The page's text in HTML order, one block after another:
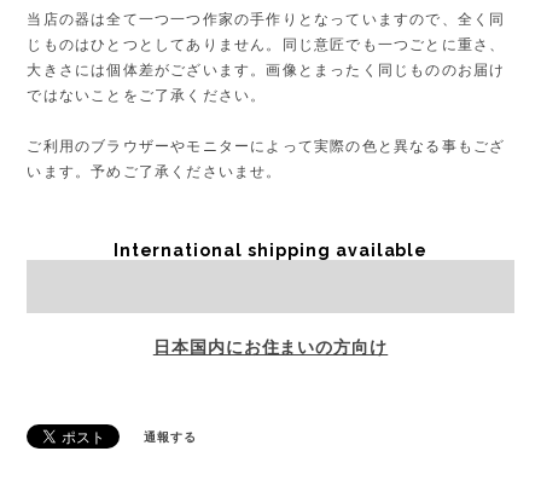
当店の器は全て一つ一つ作家の手作りとなっていますので、全く同
じものはひとつとしてありません。同じ意匠でも一つごとに重さ、
大きさには個体差がございます。画像とまったく同じもののお届け
ではないことをご了承ください。
ご利用のブラウザーやモニターによって実際の色と異なる事もござ
います。予めご了承くださいませ。
International shipping available
日本国内にお住まいの方向け
通報する